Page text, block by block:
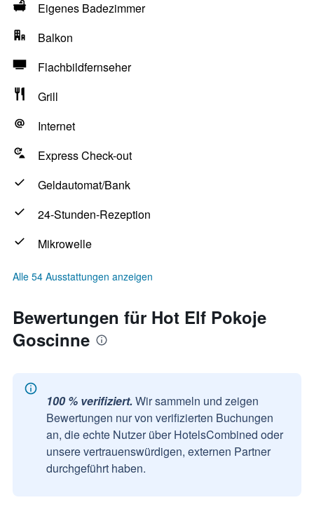
Eigenes Badezimmer
Balkon
Flachbildfernseher
Grill
Internet
Express Check-out
Geldautomat/Bank
24-Stunden-Rezeption
Mikrowelle
Alle 54 Ausstattungen anzeigen
Bewertungen für Hot Elf Pokoje
Goscinne
100 % verifiziert. Wir sammeln und zeigen
Bewertungen nur von verifizierten Buchungen
an, die echte Nutzer über HotelsCombined oder
unsere vertrauenswürdigen, externen Partner
durchgeführt haben.